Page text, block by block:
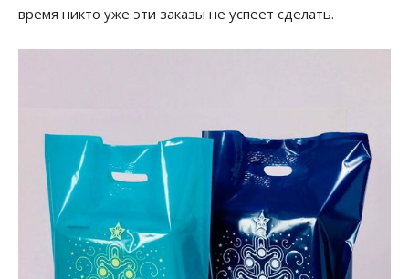
время никто уже эти заказы не успеет сделать.